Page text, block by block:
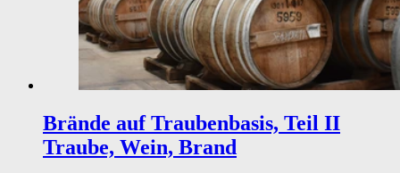
Brände auf Traubenbasis, Teil II
Traube, Wein, Brand